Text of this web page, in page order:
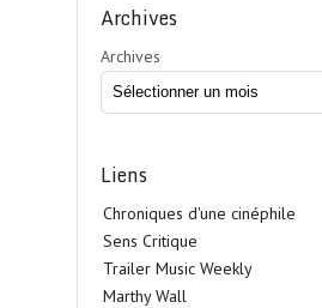
Archives
Archives
Liens
Chroniques d'une cinéphile
Sens Critique
Trailer Music Weekly
Marthy Wall